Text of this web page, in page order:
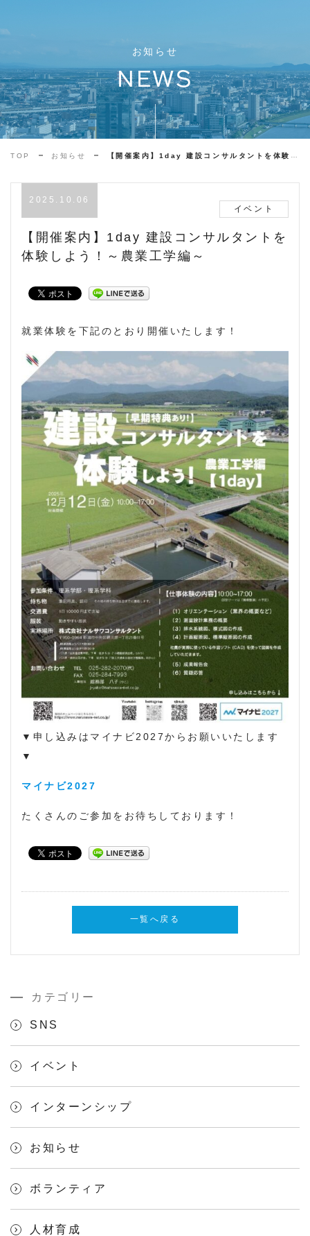
お知らせ
NEWS
TOP お知らせ 【開催案内】1day 建設コンサルタントを体験しよう！～農業工学編～
2025.10.06
イベント
【開催案内】1day 建設コンサルタントを
体験しよう！～農業工学編～
就業体験を下記のとおり開催いたします！
▼申し込みはマイナビ2027からお願いいたします
▼
マイナビ2027
たくさんのご参加をお待ちしております！
一覧へ戻る
カテゴリー
SNS
イベント
インターンシップ
お知らせ
ボランティア
人材育成